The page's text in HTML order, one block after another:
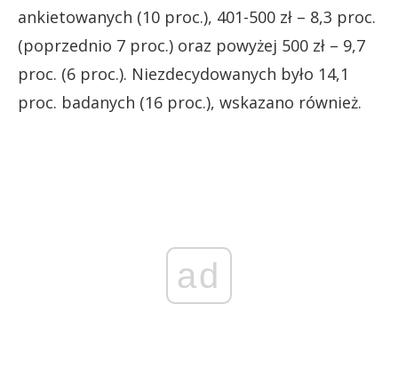
ankietowanych (10 proc.), 401-500 zł – 8,3 proc.
(poprzednio 7 proc.) oraz powyżej 500 zł – 9,7
proc. (6 proc.). Niezdecydowanych było 14,1
proc. badanych (16 proc.), wskazano również.
ad